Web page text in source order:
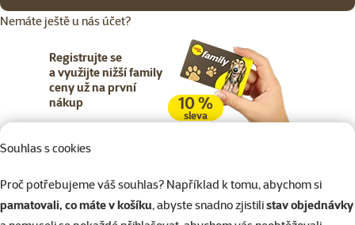
Souhlas s cookies
Proč potřebujeme váš souhlas? Například k tomu, abychom si
pamatovali, co máte v košíku, abyste snadno zjistilistav objednávky
Nemáte ještě u nás účet?
Registrujte se
a využijte nižší family
ceny už na první
nákup
10 %
sleva